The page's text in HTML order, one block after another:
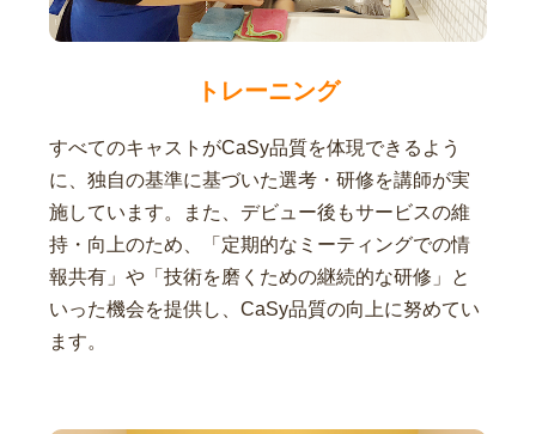
トレーニング
すべてのキャストがCaSy品質を体現できるよう
に、独自の基準に基づいた選考・研修を講師が実
施しています。また、デビュー後もサービスの維
持・向上のため、「定期的なミーティングでの情
報共有」や「技術を磨くための継続的な研修」と
いった機会を提供し、CaSy品質の向上に努めてい
ます。